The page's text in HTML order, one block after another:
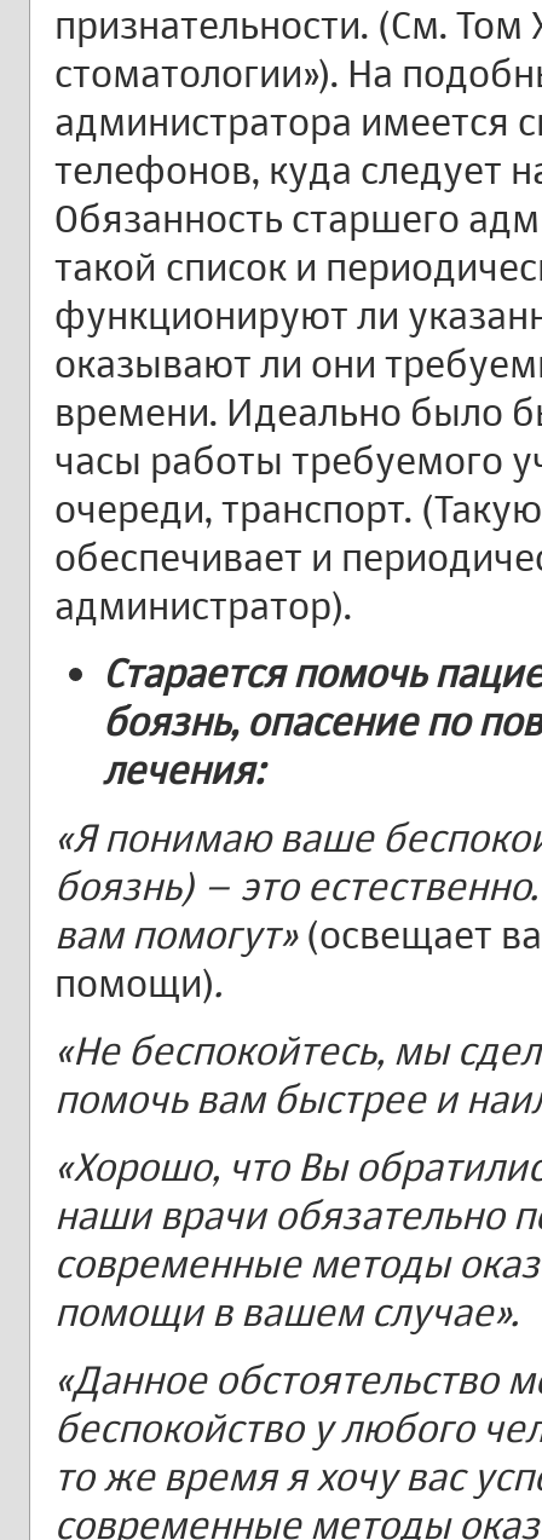
признательности. (См. Том
стоматологии»). На
администратора имеется
телефонов, куда следует
Обязанность старшего
такой список и
функционируют ли
оказывают ли они
времени. Идеально было
часы работы требуемого
очереди, транспорт.
обеспечивает и
администратор).
Старается помочь
боязнь, опасение по
лечения:
«Я понимаю ваше
боязнь) – это
вам помогут» (освещает
помощи).
«Не беспокойтесь, мы
помочь вам быстрее и
«Хорошо, что Вы
наши врачи обязательно
современные методы
помощи в вашем случае».
«Данное обстоятельство
беспокойство у любого
то же время я хочу вас
современные методы